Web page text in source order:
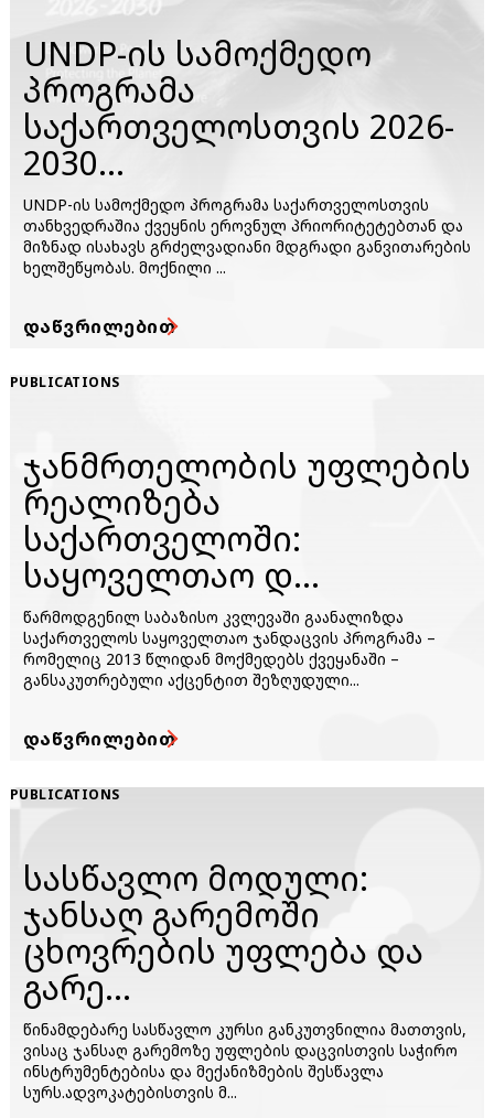
UNDP-ის სამოქმედო
პროგრამა
საქართველოსთვის 2026-
2030...
UNDP-ის სამოქმედო პროგრამა საქართველოსთვის
თანხვედრაშია ქვეყნის ეროვნულ პრიორიტეტებთან და
მიზნად ისახავს გრძელვადიანი მდგრადი განვითარების
ხელშეწყობას. მოქნილი ...
ᲓᲐᲬᲕᲠᲘᲚᲔᲑᲘᲗ
PUBLICATIONS
ჯანმრთელობის უფლების
რეალიზება
საქართველოში:
საყოველთაო დ...
წარმოდგენილ საბაზისო კვლევაში გაანალიზდა
საქართველოს საყოველთაო ჯანდაცვის პროგრამა –
რომელიც 2013 წლიდან მოქმედებს ქვეყანაში –
განსაკუთრებული აქცენტით შეზღუდული...
ᲓᲐᲬᲕᲠᲘᲚᲔᲑᲘᲗ
PUBLICATIONS
სასწავლო მოდული:
ჯანსაღ გარემოში
ცხოვრების უფლება და
გარე...
წინამდებარე სასწავლო კურსი განკუთვნილია მათთვის,
ვისაც ჯანსაღ გარემოზე უფლების დაცვისთვის საჭირო
ინსტრუმენტებისა და მექანიზმების შესწავლა
სურს.ადვოკატებისთვის მ...